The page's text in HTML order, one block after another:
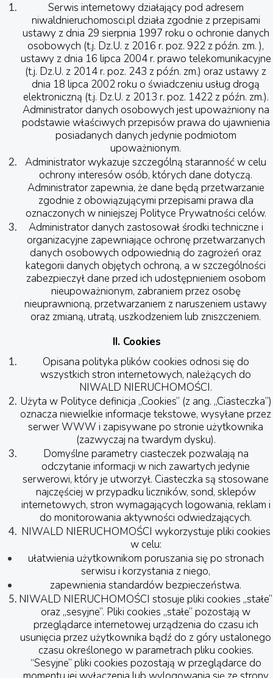
Serwis internetowy działający pod adresem
niwaldnieruchomosci.pl działa zgodnie z przepisami
ustawy z dnia 29 sierpnia 1997 roku o ochronie danych
osobowych (t.j. Dz.U. z 2016 r. poz. 922 z późn. zm. ),
ustawy z dnia 16 lipca 2004 r. prawo telekomunikacyjne
(t.j. Dz.U. z 2014 r. poz. 243 z późn. zm.) oraz ustawy z
dnia 18 lipca 2002 roku o świadczeniu usług drogą
elektroniczną (t.j. Dz.U. z 2013 r. poz. 1422 z późn. zm.).
Administrator danych osobowych jest upoważniony na
podstawie właściwych przepisów prawa do ujawnienia
posiadanych danych jedynie podmiotom
upoważnionym.
Administrator wykazuje szczególną staranność w celu
ochrony interesów osób, których dane dotyczą.
Administrator zapewnia, że dane będą przetwarzanie
zgodnie z obowiązującymi przepisami prawa dla
oznaczonych w niniejszej Polityce Prywatności celów.
Administrator danych zastosował środki techniczne i
organizacyjne zapewniające ochronę przetwarzanych
danych osobowych odpowiednią do zagrożeń oraz
kategorii danych objętych ochroną, a w szczególności
zabezpieczył dane przed ich udostępnieniem osobom
nieupoważnionym, zabraniem przez osobę
nieuprawnioną, przetwarzaniem z naruszeniem ustawy
oraz zmianą, utratą, uszkodzeniem lub zniszczeniem.
II. Cookies
Opisana polityka plików cookies odnosi się do
wszystkich stron internetowych, należących do
NIWALD NIERUCHOMOŚCI.
Użyta w Polityce definicja „Cookies” (z ang. „Ciasteczka”)
oznacza niewielkie informacje tekstowe, wysyłane przez
serwer WWW i zapisywane po stronie użytkownika
(zazwyczaj na twardym dysku).
Domyślne parametry ciasteczek pozwalają na
odczytanie informacji w nich zawartych jedynie
serwerowi, który je utworzył. Ciasteczka są stosowane
najczęściej w przypadku liczników, sond, sklepów
internetowych, stron wymagających logowania, reklam i
do monitorowania aktywności odwiedzających.
NIWALD NIERUCHOMOŚCI wykorzystuje pliki cookies
w celu:
ułatwienia użytkownikom poruszania się po stronach
serwisu i korzystania z niego,
zapewnienia standardów bezpieczeństwa.
NIWALD NIERUCHOMOŚCI stosuje pliki cookies „stałe”
oraz „sesyjne”. Pliki cookies „stałe” pozostają w
przeglądarce internetowej urządzenia do czasu ich
usunięcia przez użytkownika bądź do z góry ustalonego
czasu określonego w parametrach pliku cookies.
“Sesyjne” pliki cookies pozostają w przeglądarce do